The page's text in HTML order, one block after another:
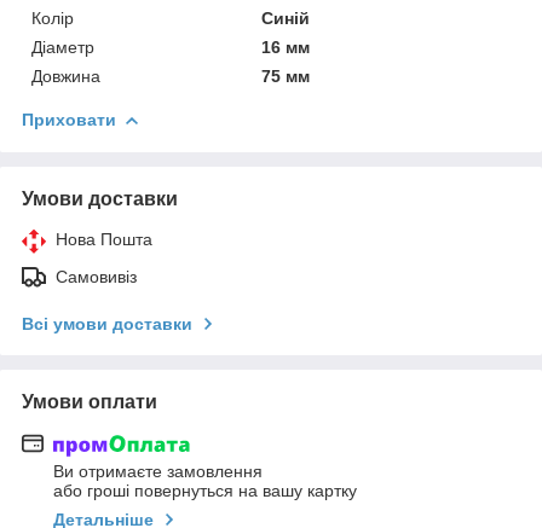
Колір
Синій
Діаметр
16 мм
Довжина
75 мм
Приховати
Умови доставки
Нова Пошта
Самовивіз
Всі умови доставки
Умови оплати
Ви отримаєте замовлення
або гроші повернуться на вашу картку
Детальніше